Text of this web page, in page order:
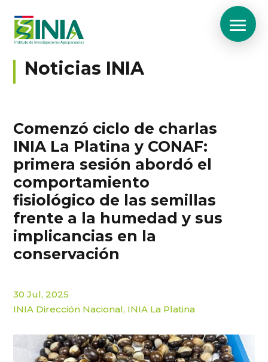
Noticias INIA
Comenzó ciclo de charlas
INIA La Platina y CONAF:
primera sesión abordó el
comportamiento
fisiológico de las semillas
frente a la humedad y sus
implicancias en la
conservación
30 Jul, 2025
INIA Dirección Nacional, INIA La Platina